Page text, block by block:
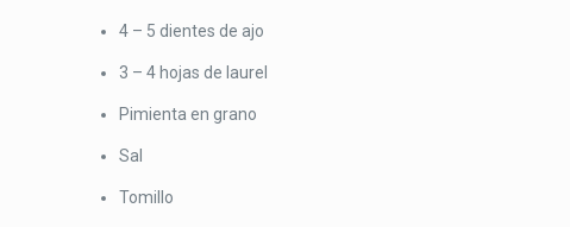
4 – 5 dientes de ajo
3 – 4 hojas de laurel
Pimienta en grano
Sal
Tomillo